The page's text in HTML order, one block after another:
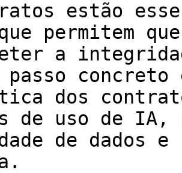
estão
permitem
a
passo
dos
de uso de IA,
de dados e